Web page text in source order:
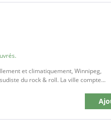
et climatiquement, Winnipeg,
du rock & roll. La ville compte...